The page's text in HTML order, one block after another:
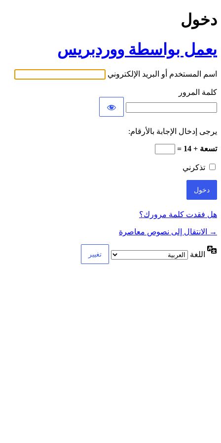
دخول
يعمل بواسطة ووردبريس
اسم المستخدم أو البريد الإلكتروني
كلمة المرور
يرجى إدخال الإجابة بالأرقام:
تسعة + 14 =
تذكرني
هل فقدت كلمة مرورك؟
→ الانتقال إلى نصوص معاصرة
اللغة